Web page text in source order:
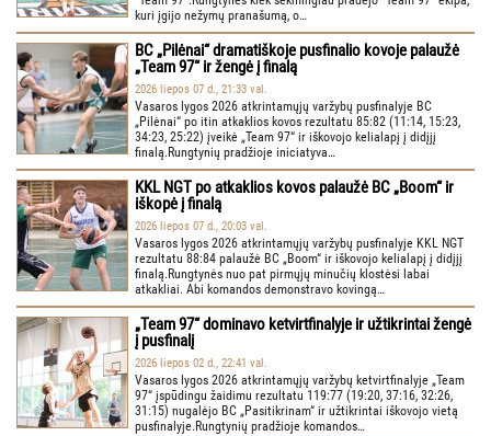
kuri įgijo nežymų pranašumą, o…
BC „Pilėnai“ dramatiškoje pusfinalio kovoje palaužė
„Team 97“ ir žengė į finalą
2026 liepos 07 d., 21:33 val.
Vasaros lygos 2026 atkrintamųjų varžybų pusfinalyje BC
„Pilėnai“ po itin atkaklios kovos rezultatu 85:82 (11:14, 15:23,
34:23, 25:22) įveikė „Team 97“ ir iškovojo kelialapį į didįjį
finalą.Rungtynių pradžioje iniciatyva…
KKL NGT po atkaklios kovos palaužė BC „Boom“ ir
iškopė į finalą
2026 liepos 07 d., 20:03 val.
Vasaros lygos 2026 atkrintamųjų varžybų pusfinalyje KKL NGT
rezultatu 88:84 palaužė BC „Boom“ ir iškovojo kelialapį į didįjį
finalą.Rungtynės nuo pat pirmųjų minučių klostėsi labai
atkakliai. Abi komandos demonstravo kovingą…
„Team 97“ dominavo ketvirtfinalyje ir užtikrintai žengė
į pusfinalį
2026 liepos 02 d., 22:41 val.
Vasaros lygos 2026 atkrintamųjų varžybų ketvirtfinalyje „Team
97“ įspūdingu žaidimu rezultatu 119:77 (19:20, 37:16, 32:26,
31:15) nugalėjo BC „Pasitikrinam“ ir užtikrintai iškovojo vietą
pusfinalyje.Rungtynių pradžioje komandos…